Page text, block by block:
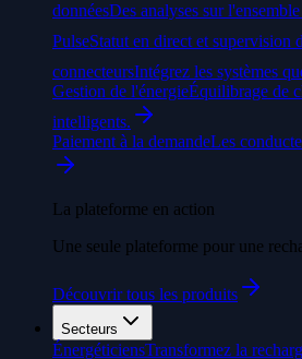
donnéesDes analyses sur
PulseStatut en direct et supervision
connecteursIntégrez les systèmes
Gestion de l'énergieÉquilibrage de
intelligents.
Paiement à la demandeLes
La plateforme en action
Une seule plateforme pour une
Découvrir tous les produits
Secteurs
ÉnergéticiensTransformez la